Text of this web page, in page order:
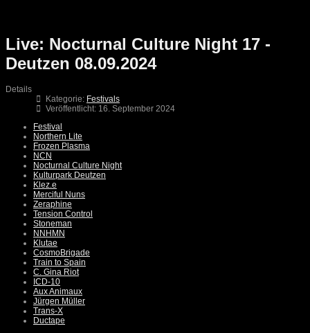
Live: Nocturnal Culture Night 17 -
Deutzen 08.09.2024
Details
Kategorie: Festivals
Veröffentlicht: 16. September 2024
Festival
Northern Lite
Frozen Plasma
NCN
Nocturnal Culture Night
Kulturpark Deutzen
Klez.e
Merciful Nuns
Zeraphine
Tension Control
Stoneman
NNHMN
Klutae
CosmoBrigade
Train to Spain
C. Gina Riot
ICD-10
Aux Animaux
Jürgen Müller
Trans-X
Ductape